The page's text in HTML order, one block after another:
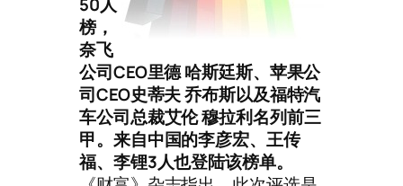
榜，
奈飞
公司CEO里德 哈斯廷斯、苹果公
司CEO史蒂夫 乔布斯以及福特汽
车公司总裁艾伦 穆拉利名列前三
甲。来自中国的李彦宏、王传
福、李锂3人也登陆该榜单。